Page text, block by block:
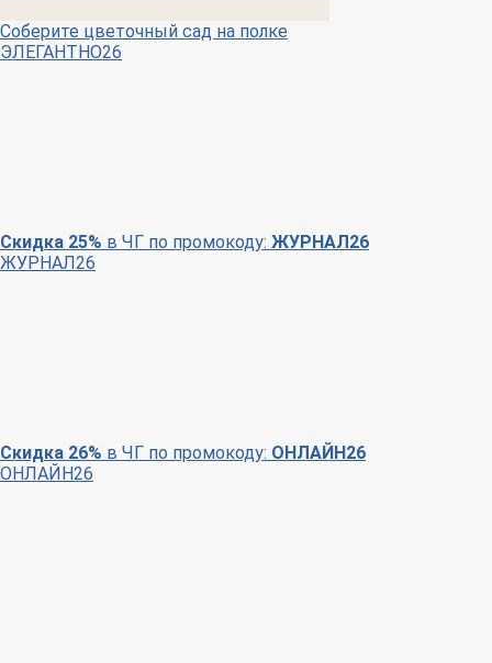
Соберите цветочный сад на полке
ЭЛЕГАНТНО26
Скидка 25% в ЧГ по промокоду: ЖУРНАЛ26
ЖУРНАЛ26
Скидка 26% в ЧГ по промокоду: ОНЛАЙН26
ОНЛАЙН26